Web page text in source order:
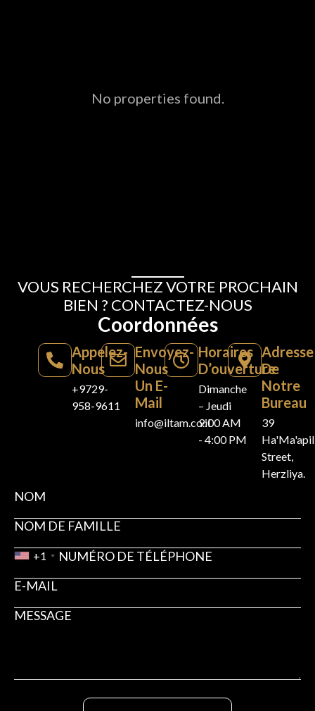
No properties found.
VOUS RECHERCHEZ VOTRE PROCHAIN
BIEN ? CONTACTEZ-NOUS
Coordonnées
Appelez-
Nous
+9729-
958-9611
Envoyez-
Nous
Un E-
Mail
info@iltam.co.il
Horaires
D’ouverture
Dimanche
– Jeudi
9:00 AM
- 4:00 PM
Adresse
De
Notre
Bureau
39
Street,
Herzliya.
+1